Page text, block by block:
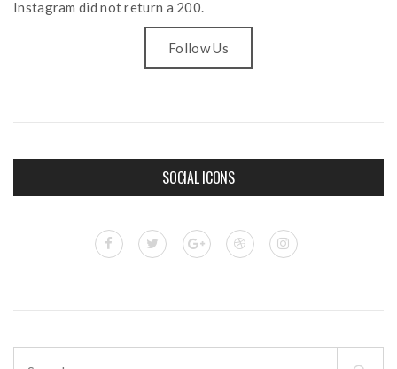
Instagram did not return a 200.
Follow Us
SOCIAL ICONS